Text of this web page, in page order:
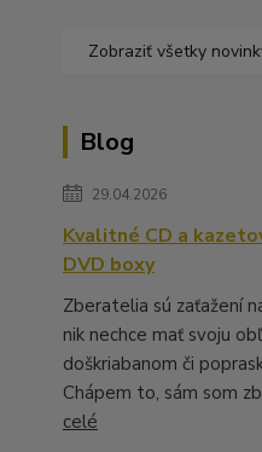
Zobraziť všetky
Blog
29.04.2026
Kvalitné CD a
DVD boxy
Zberatelia sú zaťažení
nik nechce mať svoju
doškriabanom či
Chápem to, sám som
celé